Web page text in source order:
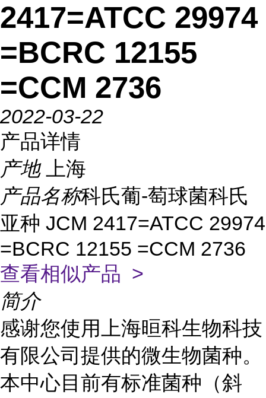
2417=ATCC 29974
=BCRC 12155
=CCM 2736
2022-03-22
产品详情
产地
上海
产品名称科氏葡-萄球菌科氏
亚种 JCM 2417=ATCC 29974
=BCRC 12155 =CCM 2736
查看相似产品 >
简介
感谢您使用上海晅科生物科技
有限公司提供的微生物菌种。
本中心目前有标准菌种（斜